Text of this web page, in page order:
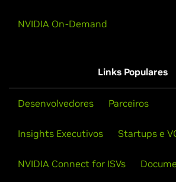
NVIDIA On-Demand
Links Populares
Desenvolvedores Parceiros
Insights Executivos Startups e
NVIDIA Connect for ISVs